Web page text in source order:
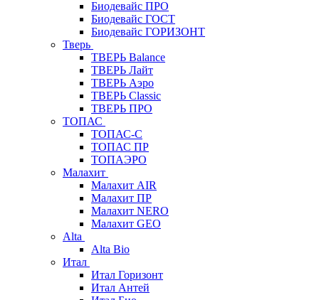
Биодевайс ПРО
Биодевайс ГОСТ
Биодевайс ГОРИЗОНТ
Тверь
ТВЕРЬ Balance
ТВЕРЬ Лайт
ТВЕРЬ Аэро
ТВЕРЬ Classic
ТВЕРЬ ПРО
ТОПАС
ТОПАС-С
ТОПАС ПР
ТОПАЭРО
Малахит
Малахит AIR
Малахит ПР
Малахит NERO
Малахит GEO
Alta
Alta Bio
Итал
Итал Горизонт
Итал Антей